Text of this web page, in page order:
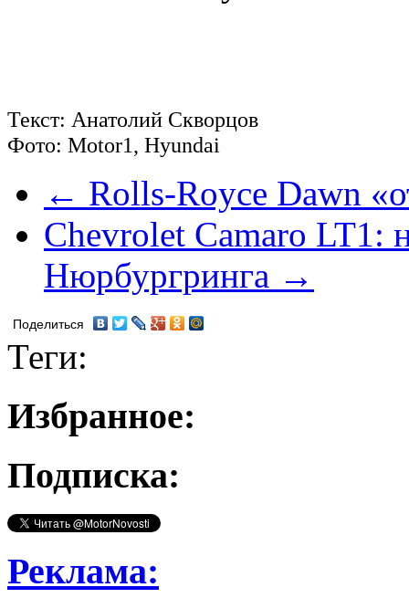
Текст: Анатолий Скворцов
Фото: Motor1, Hyundai
← Rolls-Royce Dawn
Chevrolet Camaro LT1:
Нюрбургринга →
Поделиться
Теги:
Избранное:
Подписка:
Реклама: